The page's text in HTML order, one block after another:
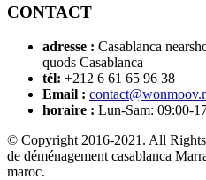
CONTACT
adresse : Casablanca
quods Casablanca
tél: +212 6 61 65 96 38
Email :
horaire : Lun-Sam: 09:00-
© Copyright 2016-2021. All
de déménagement casablanca
maroc.